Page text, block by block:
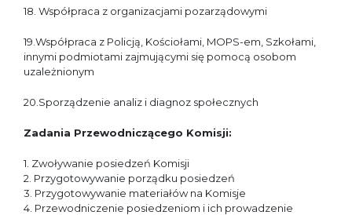
18. Współpraca z organizacjami pozarządowymi
19.Współpraca z Policją, Kościołami, MOPS-em, Szkołami,
innymi podmiotami zajmującymi się pomocą osobom
uzależnionym
20.Sporządzenie analiz i diagnoz społecznych
Zadania Przewodniczącego Komisji:
1. Zwoływanie posiedzeń Komisji
2. Przygotowywanie porządku posiedzeń
3. Przygotowywanie materiałów na Komisje
4. Przewodniczenie posiedzeniom i ich prowadzenie